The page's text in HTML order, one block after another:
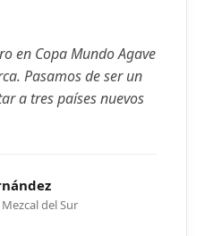
en Copa Mundo Agave
Pasamos de ser un
a tres países nuevos
del Sur